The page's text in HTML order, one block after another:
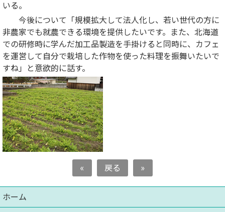
いる。
今後について「規模拡大して法人化し、若い世代の方に
非農家でも就農できる環境を提供したいです。また、北海道
での研修時に学んだ加工品製造を手掛けると同時に、カフェ
を運営して自分で栽培した作物を使った料理を振舞いたいで
すね」と意欲的に話す。
« 戻る »
ホーム